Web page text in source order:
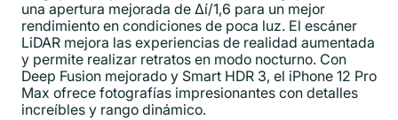
una apertura mejorada de ∆í/1,6 para un mejor
rendimiento en condiciones de poca luz. El escáner
LiDAR mejora las experiencias de realidad aumentada
y permite realizar retratos en modo nocturno. Con
Deep Fusion mejorado y Smart HDR 3, el iPhone 12 Pro
Max ofrece fotografías impresionantes con detalles
increíbles y rango dinámico.